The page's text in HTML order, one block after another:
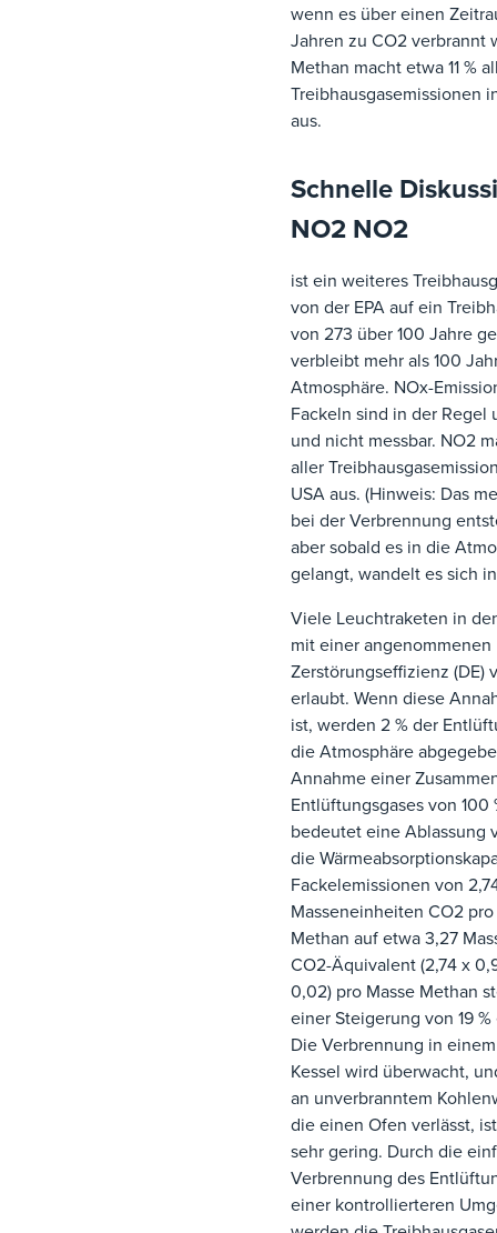
wenn es über einen
Jahren zu CO2 verbrannt
Methan macht etwa 11 %
Treibhausgasemissionen
aus.
Schnelle
NO2 NO2
ist ein weiteres
von der EPA auf ein
von 273 über 100 Jahre
verbleibt mehr als 100
Atmosphäre. NOx-
Fackeln sind in der Regel
und nicht messbar. NO2
aller
USA aus. (Hinweis: Das
bei der Verbrennung
aber sobald es in die
gelangt, wandelt es sich
Viele Leuchtraketen in
mit einer angenommenen
Zerstörungseffizienz (DE)
erlaubt. Wenn diese
ist, werden 2 % der
die Atmosphäre
Annahme einer
Entlüftungsgases von 100
bedeutet eine Ablassung
die
Fackelemissionen von
Masseneinheiten CO2 pro
Methan auf etwa 3,27
CO2-Äquivalent (2,74 x
0,02) pro Masse Methan
einer Steigerung von 19
Die Verbrennung in
Kessel wird überwacht,
an unverbranntem
die einen Ofen verlässt,
sehr gering. Durch die
Verbrennung des
einer kontrollierteren